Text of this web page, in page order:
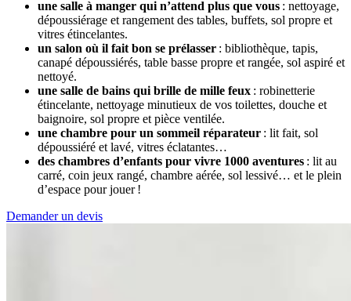
une salle à manger qui n’attend plus que vous : nettoyage,
dépoussiérage et rangement des tables, buffets, sol propre et
vitres étincelantes.
un salon où il fait bon se prélasser : bibliothèque, tapis,
canapé dépoussiérés, table basse propre et rangée, sol aspiré et
nettoyé.
une salle de bains qui brille de mille feux : robinetterie
étincelante, nettoyage minutieux de vos toilettes, douche et
baignoire, sol propre et pièce ventilée.
une chambre pour un sommeil réparateur : lit fait, sol
dépoussiéré et lavé, vitres éclatantes…
des chambres d’enfants pour vivre 1000 aventures : lit au
carré, coin jeux rangé, chambre aérée, sol lessivé… et le plein
d’espace pour jouer !
Demander un devis